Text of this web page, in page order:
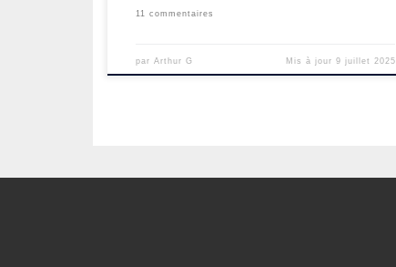
11 commentaires
parArthur G Mis à jour 9 juillet 2025